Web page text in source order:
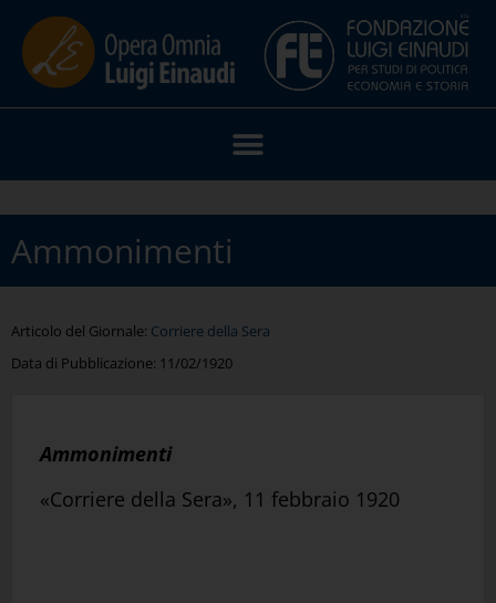
Ammonimenti
Articolo del Giornale: Corriere della Sera
Data di Pubblicazione: 11/02/1920
Ammonimenti
«Corriere della Sera», 11 febbraio 1920